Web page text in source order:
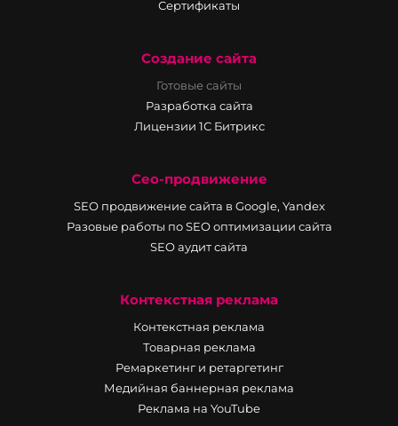
Сертификаты
Создание сайта
Готовые сайты
Разработка сайта
Лицензии 1С Битрикс
Сео-продвижение
SEO продвижение сайта в Google, Yandex
Разовые работы по SEO оптимизации сайта
SEO аудит сайта
Контекстная реклама
Контекстная реклама
Товарная реклама
Ремаркетинг и ретаргетинг
Медийная баннерная реклама
Реклама на YouTube